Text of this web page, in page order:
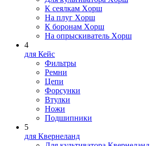
К сеялкам Xopш
На плуг Xopш
К боронам Xopш
На опрыскиватель Xopш
4
для Кейс
Фильтры
Ремни
Цепи
Форсунки
Втулки
Ножи
Подшипники
5
для Квернеланд